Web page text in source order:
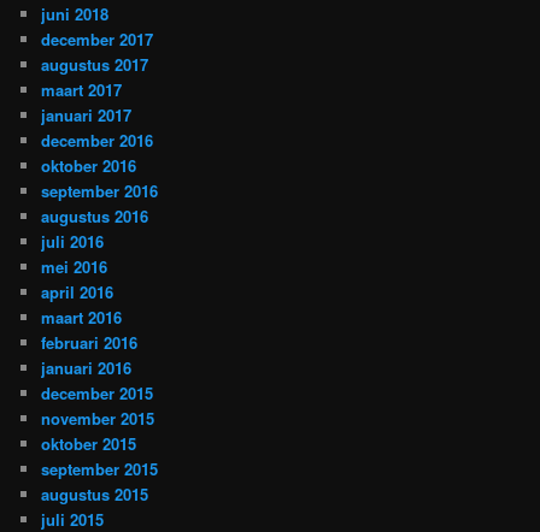
juni 2018
december 2017
augustus 2017
maart 2017
januari 2017
december 2016
oktober 2016
september 2016
augustus 2016
juli 2016
mei 2016
april 2016
maart 2016
februari 2016
januari 2016
december 2015
november 2015
oktober 2015
september 2015
augustus 2015
juli 2015